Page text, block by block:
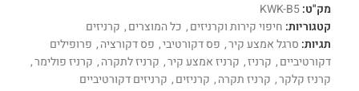
מק"ט:KWK-B5
קטגוריות: חיפוי קירות וקרניזים, כל המוצרים, קרניזים
תגיות: סרגל אמצע קיר, פס דקורטיבי, פס דקורציה, פרופילים
דקורטיביים, קרניז, קרניז אמצע קיר, קרניז לתקרה, קרניז פולימר,
קרניז קלקר, קרניז תקרה, קרניזים, קרניזים דקורטיביים